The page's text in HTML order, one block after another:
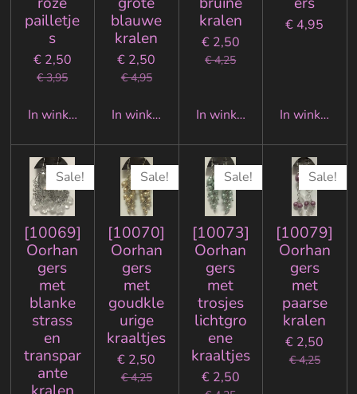
pailletje
s
€ 2,50
€ 3,95
In winkelwagen
blauwe
kralen
€ 2,50
€ 4,95
In winkelwagen
kralen
€ 2,50
€ 4,25
In winkelwagen
€ 4,95
In
Sale!
[10069]
Oorhan
gers
met
blanke
strass
en
transpar
ante
Sale!
[10070]
Oorhan
gers
met
goudkle
urige
kraaltjes
€ 2,50
€ 4,25
Sale!
[10073]
Oorhan
gers
met
trosjes
lichtgro
ene
kraaltjes
€ 2,50
Sale!
[10079]
Oorhan
gers
met
paarse
kralen
€ 2,50
€ 4,25